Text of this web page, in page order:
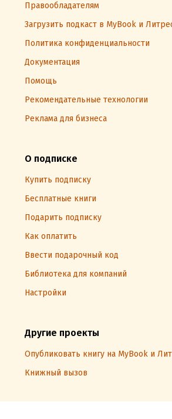
Правообладателям
Загрузить подкаст в MyBook и
Политика конфиденциальности
Документация
Помощь
Рекомендательные технологии
Реклама для бизнеса
О подписке
Купить подписку
Бесплатные книги
Подарить подписку
Как оплатить
Ввести подарочный код
Библиотека для компаний
Настройки
Другие проекты
Опубликовать книгу на MyBook и
Книжный вызов